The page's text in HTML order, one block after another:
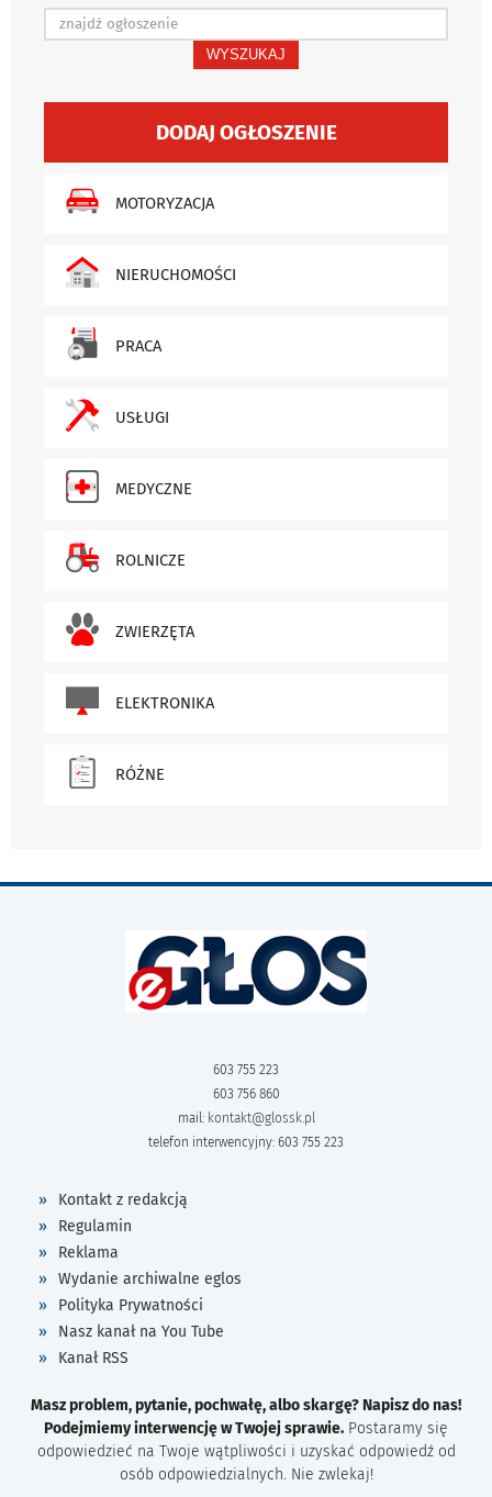
WYSZUKAJ
DODAJ OGŁOSZENIE
MOTORYZACJA
NIERUCHOMOŚCI
PRACA
USŁUGI
MEDYCZNE
ROLNICZE
ZWIERZĘTA
ELEKTRONIKA
RÓŻNE
603 755 223
603 756 860
mail: kontakt@glossk.pl
telefon interwencyjny: 603 755 223
Kontakt z redakcją
Regulamin
Reklama
Wydanie archiwalne eglos
Polityka Prywatności
Nasz kanał na You Tube
Kanał RSS
Masz problem, pytanie, pochwałę, albo skargę? Napisz do nas!
Podejmiemy interwencję w Twojej sprawie. Postaramy się
odpowiedzieć na Twoje wątpliwości i uzyskać odpowiedź od
osób odpowiedzialnych. Nie zwlekaj!